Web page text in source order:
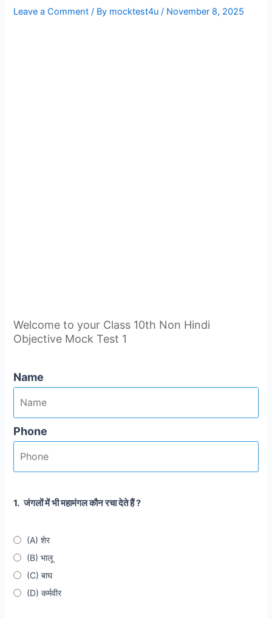
Leave a Comment / By mocktest4u / November 8, 2025
Welcome to your Class 10th Non Hindi
Objective Mock Test 1
Name
Phone
1. जंगलों में भी महामंगल कौन रचा देते हैं ?
(A) शेर
(B) भालू
(C) बाघ
(D) कर्मवीर